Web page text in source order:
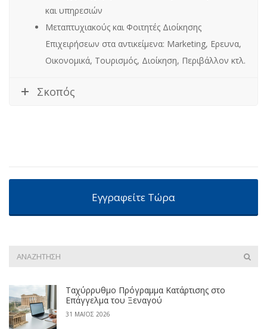
και υπηρεσιών
Μεταπτυχιακούς και Φοιτητές Διοίκησης
Επιχειρήσεων στα αντικείμενα: Marketing, Ερευνα,
Οικονομικά, Τουρισμός, Διοίκηση, Περιβάλλον κτλ.
Σκοπός
Εγγραφείτε Τώρα
Ταχύρρυθμο Πρόγραμμα Κατάρτισης στο
Επάγγελμα του Ξεναγού
31 ΜΆΙΟΣ 2026